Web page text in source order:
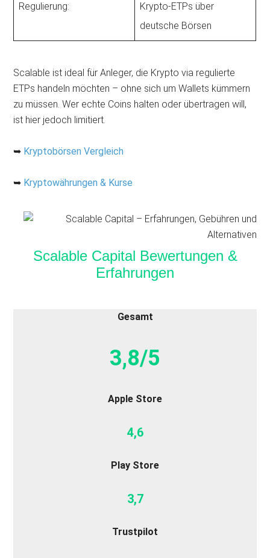
Regulierung:
Krypto-ETPs über
deutsche Börsen
Scalable ist ideal für Anleger, die Krypto via regulierte
ETPs handeln möchten – ohne sich um Wallets kümmern
zu müssen. Wer echte Coins halten oder übertragen will,
ist hier jedoch limitiert.
➥ Kryptobörsen Vergleich
➥ Kryptowährungen & Kurse
Scalable Capital Bewertungen &
Erfahrungen
Gesamt
3,8/5
Apple Store
4,6
Play Store
3,7
Trustpilot